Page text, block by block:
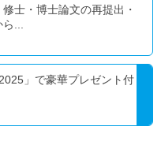
修士・博士論文の再提出・
ら...
」で豪華プレゼント付